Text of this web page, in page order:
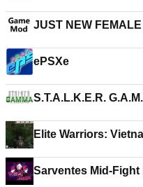
JUST NEW
ePSXe
S.T.A.L.K.E.R.
Elite Warriors:
Sarventes Mid-